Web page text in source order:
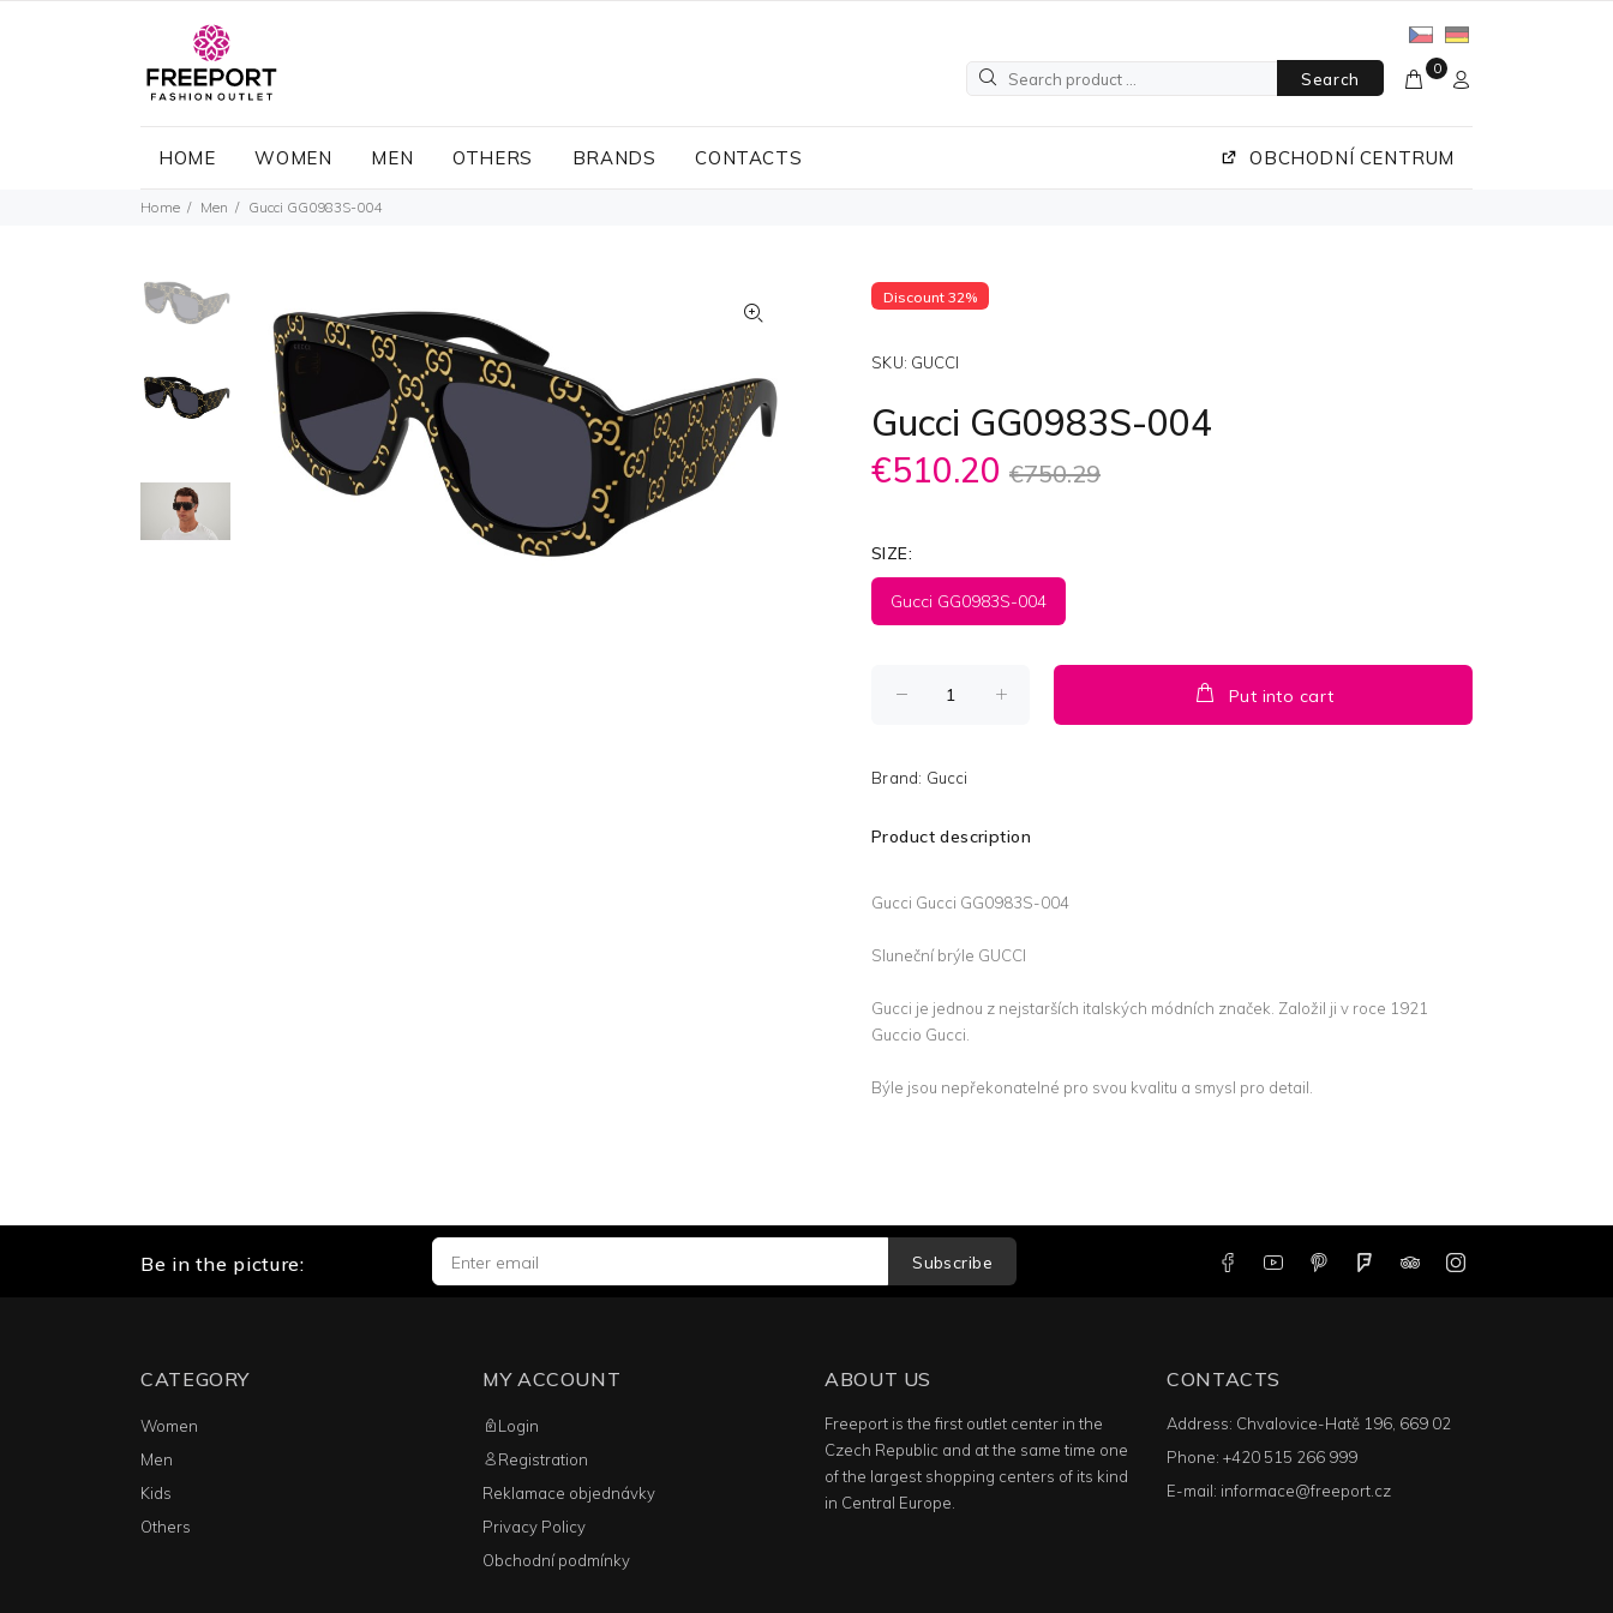
Search
0
HOME WOMEN MEN OTHERS BRANDS CONTACTS OBCHODNÍ CENTRUM
Home Men Gucci GG0983S-004
Discount 32%
SKU: GUCCI
Gucci GG0983S-004
€510.20 €750.29
SIZE:
Gucci GG0983S-004
Put into cart
Brand: Gucci
Product description
Gucci Gucci GG0983S-004
Sluneční brýle GUCCI
Gucci je jednou z nejstarších italských módních značek. Založil ji v roce 1921
Guccio Gucci.
Býle jsou nepřekonatelné pro svou kvalitu a smysl pro detail.
Be in the picture: Subscribe
CATEGORY
Women
Men
Kids
Others
MY ACCOUNT
Login
Registration
Reklamace objednávky
Privacy Policy
Obchodní podmínky
ABOUT US
Freeport is the first outlet center in the
Czech Republic and at the same time one
of the largest shopping centers of its kind
in Central Europe.
CONTACTS
Address: Chvalovice-Hatě 196, 669 02
Phone: +420 515 266 999
E-mail: informace@freeport.cz